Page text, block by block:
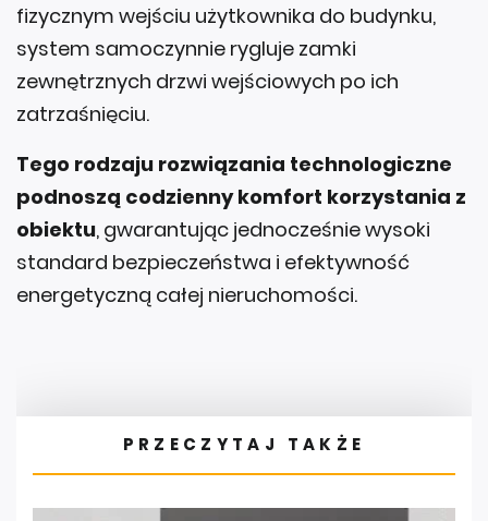
fizycznym wejściu użytkownika do budynku,
system samoczynnie rygluje zamki
zewnętrznych drzwi wejściowych po ich
zatrzaśnięciu.
Tego rodzaju rozwiązania technologiczne
podnoszą codzienny komfort korzystania z
obiektu, gwarantując jednocześnie wysoki
standard bezpieczeństwa i efektywność
energetyczną całej nieruchomości.